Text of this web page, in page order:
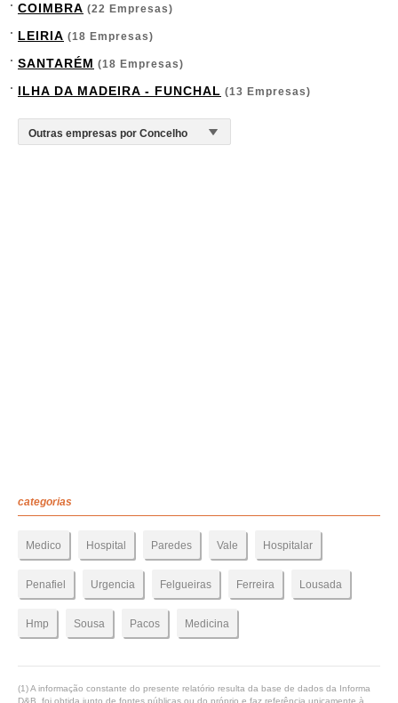
COIMBRA (22 Empresas)
LEIRIA (18 Empresas)
SANTARÉM (18 Empresas)
ILHA DA MADEIRA - FUNCHAL (13 Empresas)
categorias
Medico Hospital Paredes Vale Hospitalar
Penafiel Urgencia Felgueiras Ferreira Lousada
Hmp Sousa Pacos Medicina
(1) A informação constante do presente relatório resulta da base de dados da Informa
D&B, foi obtida junto de fontes públicas ou do próprio e faz referência unicamente à